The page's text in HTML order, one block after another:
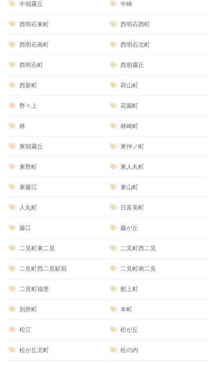
中朝霧丘 中崎
西明石東町 西明石西町
西明石南町 西明石北町
西明石町 西朝霧丘
西新町 荷山町
野々上 花園町
林 林崎町
東朝霧丘 東仲ノ町
東野町 東人丸町
東藤江 東山町
人丸町 日富美町
藤江 藤が丘
二見町東二見 二見町西二見
二見町西二見駅前 二見町南二見
二見町福里 船上町
別所町 本町
松江 松が丘
松が丘北町 松の内